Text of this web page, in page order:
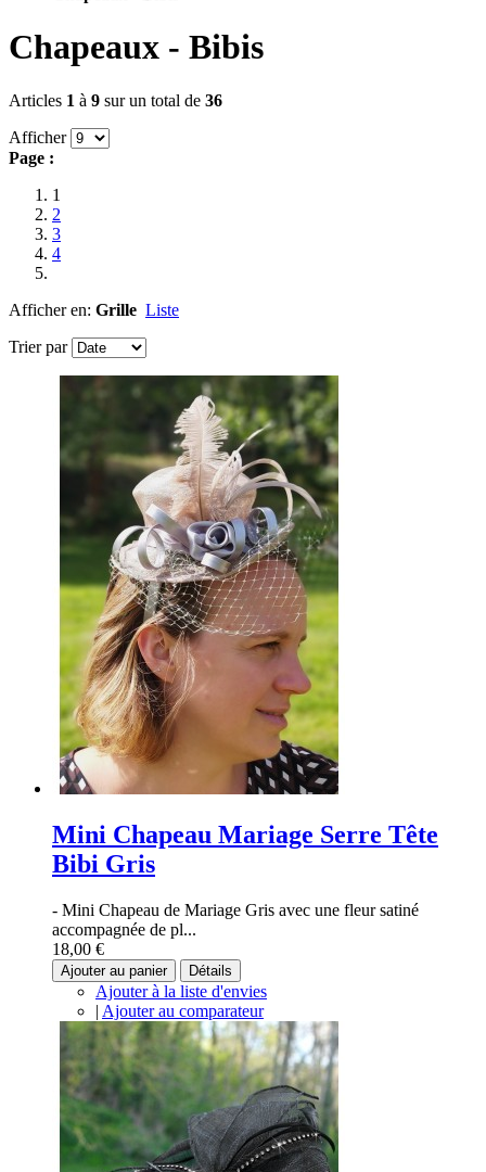
Chapeaux - Bibis
Articles 1 à 9 sur un total de 36
Afficher
Page :
1
2
3
4
Afficher en: Grille Liste
Trier par
Mini Chapeau Mariage Serre Tête
Bibi Gris
- Mini Chapeau de Mariage Gris avec une fleur satiné
accompagnée de pl...
18,00 €
Ajouter au panier Détails
Ajouter à la liste d'envies
| Ajouter au comparateur